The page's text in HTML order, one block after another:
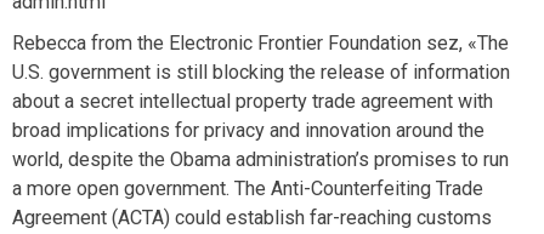
Rebecca from the Electronic Frontier Foundation sez, «The
U.S. government is still blocking the release of information
about a secret intellectual property trade agreement with
broad implications for privacy and innovation around the
world, despite the Obama administration’s promises to run
a more open government. The Anti-Counterfeiting Trade
Agreement (ACTA) could establish far-reaching customs